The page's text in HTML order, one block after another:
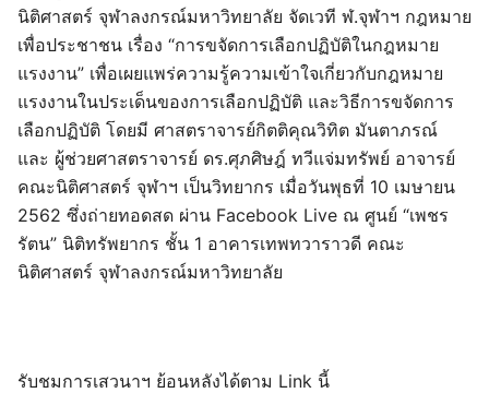
นิติศาสตร์ จุฬาลงกรณ์มหาวิทยาลัย จัดเวที ฬ.จุฬาฯ กฎหมาย
เพื่อประชาชน เรื่อง “การขจัดการเลือกปฏิบัติในกฎหมาย
แรงงาน” เพื่อเผยแพร่ความรู้ความเข้าใจเกี่ยวกับกฎหมาย
แรงงานในประเด็นของการเลือกปฏิบัติ และวิธีการขจัดการ
เลือกปฏิบัติ โดยมี ศาสตราจารย์กิตติคุณวิทิต มันตาภรณ์
และ ผู้ช่วยศาสตราจารย์ ดร.ศุภศิษฎ์ ทวีแจ่มทรัพย์ อาจารย์
คณะนิติศาสตร์ จุฬาฯ เป็นวิทยากร เมื่อวันพุธที่ 10 เมษายน
2562 ซึ่งถ่ายทอดสด ผ่าน Facebook Live ณ ศูนย์ “เพชร
รัตน” นิติทรัพยากร ชั้น 1 อาคารเทพทวาราวดี คณะ
นิติศาสตร์ จุฬาลงกรณ์มหาวิทยาลัย
รับชมการเสวนาฯ ย้อนหลังได้ตาม Link นี้